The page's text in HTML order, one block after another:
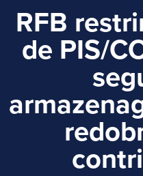
RFB
de PIS/